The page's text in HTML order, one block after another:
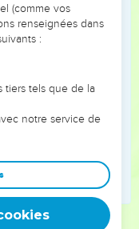
Philistins, ces
des géants,
corps ?
ne prendras-tu
reste tranquille,
? Le Seigneur lui a
objectif Ascalon et
(comme vos
renseignées dans
:
tiers tels que de la
notre service de